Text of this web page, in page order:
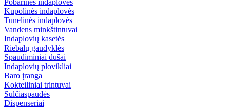
Pobarinės indaplovės
Kupolinės indaplovės
Tunelinės indaplovės
Vandens minkštintuvai
Indaplovių kasetės
Riebalų gaudyklės
Spaudiminiai dušai
Indaplovių plovikliai
Baro įranga
Kokteiliniai trintuvai
Sulčiaspaudės
Dispenseriai